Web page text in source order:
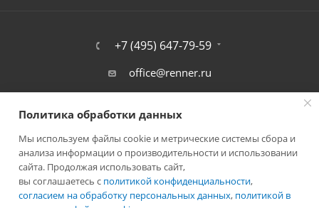
+7 (495) 647-79-59
office@renner.ru
Политика обработки данных
Мы используем файлы cookie и метрические системы сбора и
анализа информации о производительности и использовании
сайта. Продолжая использовать сайт,
вы соглашаетесь с политикой конфиденциальности,
согласием на обработку персональных данных, политикой в